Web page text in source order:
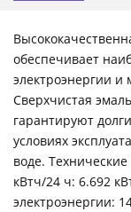
обеспечивает
электроэнергии
Сверхчистая
гарантируют
условиях
воде.
кВтч/24 ч: 6.692
электроэнергии: